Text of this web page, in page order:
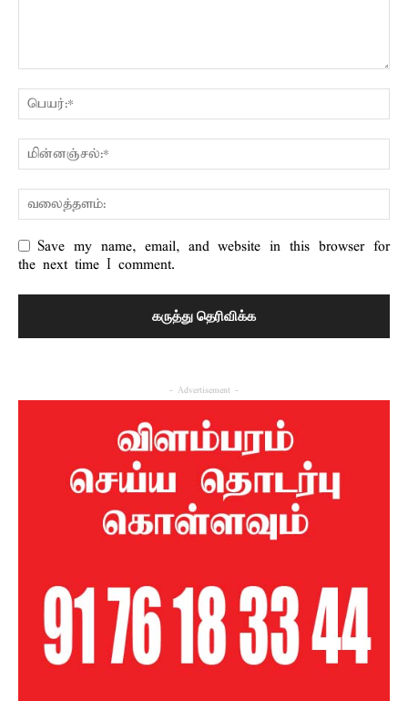
Save my name, email, and website in this browser for
the next time I comment.
- Advertisement -